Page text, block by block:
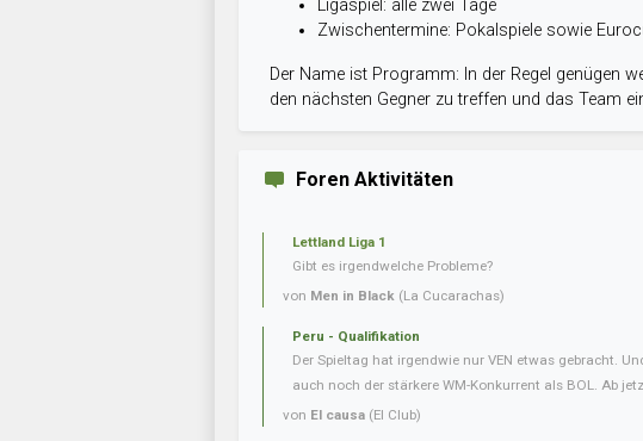
Ligaspiel: alle zwei Tage
Zwischentermine: Pokalspiele sowie
Der Name ist Programm: In der Regel genügen
den nächsten Gegner zu treffen und das Team
Foren Aktivitäten
Lettland Liga 1
Gibt es irgendwelche Probleme?
von Men in Black (La Cucarachas)
Peru - Qualifikation
Der Spieltag hat irgendwie nur VEN etwas gebracht.
auch noch der stärkere WM-Konkurrent als BOL. Ab
von El causa (El Club)